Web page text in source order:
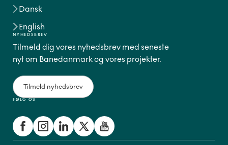
Dansk
English
FØLG OS
NYHEDSBREV
Tilmeld dig vores nyhedsbrev med seneste
nyt om Banedanmark og vores projekter.
Tilmeld nyhedsbrev